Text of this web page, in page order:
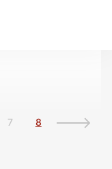
7 8